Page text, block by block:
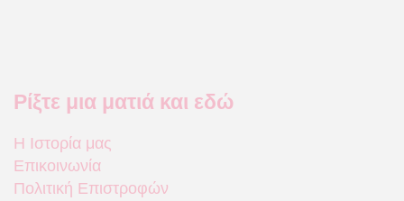
Ρίξτε μια ματιά και εδώ
Η Ιστορία μας
Επικοινωνία
Πολιτική Επιστροφών